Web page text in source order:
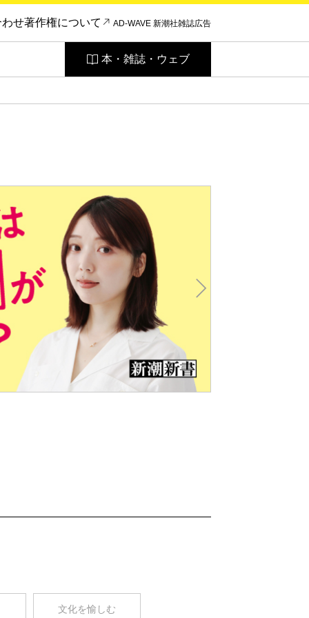
せ著作権について AD-WAVE 新潮社雑誌広告
本・雑誌・ウェブ
文化を愉しむ